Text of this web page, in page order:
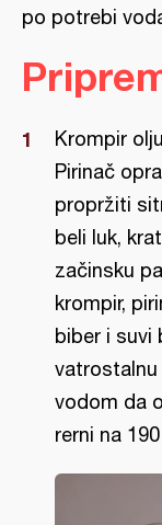
po potrebi
Krompir
Pirinač
propržiti
beli luk,
začinsku
krompir,
biber i suvi
vodom da
rerni na